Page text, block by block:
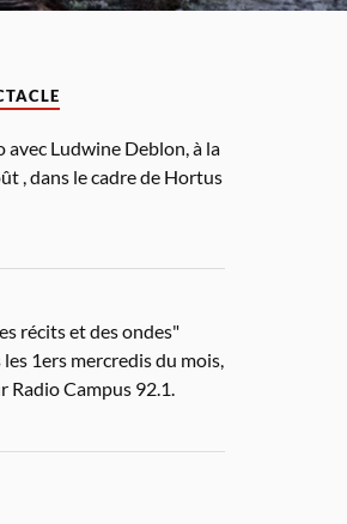
avec Ludwine Deblon, à la
, dans le cadre de Hortus
récits et des ondes"
1ers mercredis du mois,
Radio Campus 92.1.